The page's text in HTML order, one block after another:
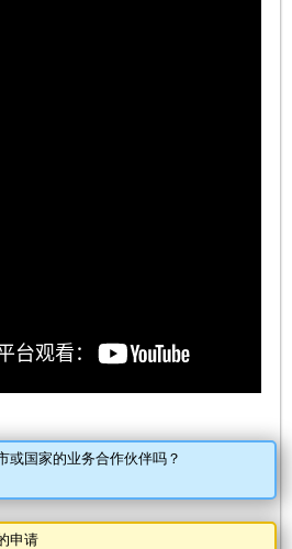
或国家的业务合作伙伴吗？
申请